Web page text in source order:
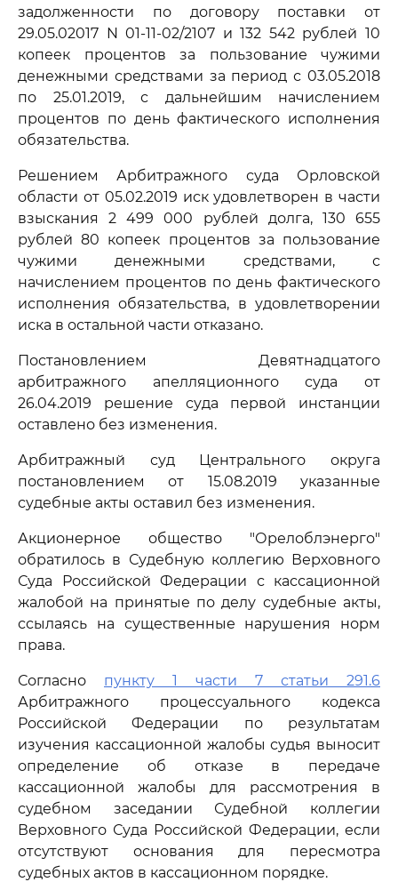
задолженности по договору поставки от
29.05.02017 N 01-11-02/2107 и 132 542 рублей 10
копеек процентов за пользование чужими
денежными средствами за период с 03.05.2018
по 25.01.2019, с дальнейшим начислением
процентов по день фактического исполнения
обязательства.
Решением Арбитражного суда Орловской
области от 05.02.2019 иск удовлетворен в части
взыскания 2 499 000 рублей долга, 130 655
рублей 80 копеек процентов за пользование
чужими денежными средствами, с
начислением процентов по день фактического
исполнения обязательства, в удовлетворении
иска в остальной части отказано.
Постановлением Девятнадцатого
арбитражного апелляционного суда от
26.04.2019 решение суда первой инстанции
оставлено без изменения.
Арбитражный суд Центрального округа
постановлением от 15.08.2019 указанные
судебные акты оставил без изменения.
Акционерное общество "Орелоблэнерго"
обратилось в Судебную коллегию Верховного
Суда Российской Федерации с кассационной
жалобой на принятые по делу судебные акты,
ссылаясь на существенные нарушения норм
права.
Согласно пункту 1 части 7 статьи 291.6
Арбитражного процессуального кодекса
Российской Федерации по результатам
изучения кассационной жалобы судья выносит
определение об отказе в передаче
кассационной жалобы для рассмотрения в
судебном заседании Судебной коллегии
Верховного Суда Российской Федерации, если
отсутствуют основания для пересмотра
судебных актов в кассационном порядке.